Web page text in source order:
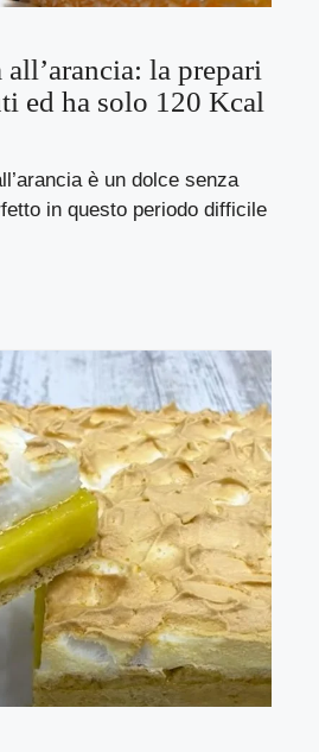
all’arancia: la prepari
ed ha solo 120 Kcal
è un dolce senza
in questo periodo difficile